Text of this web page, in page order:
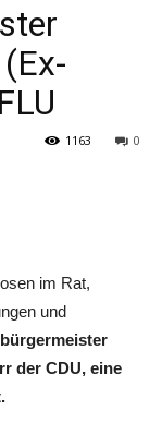
0
1163
im Rat,
und
der CDU, eine